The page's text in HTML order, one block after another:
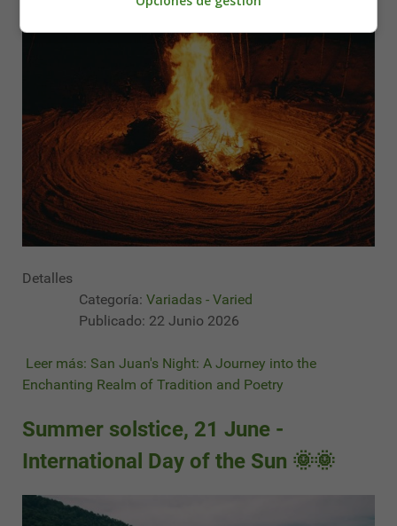
Detalles
Categoría: Variadas - Varied
Publicado: 22 Junio 2026
Leer más: San Juan's Night: A Journey into the
Enchanting Realm of Tradition and Poetry
Summer solstice, 21 June -
International Day of the Sun 🌞🌞